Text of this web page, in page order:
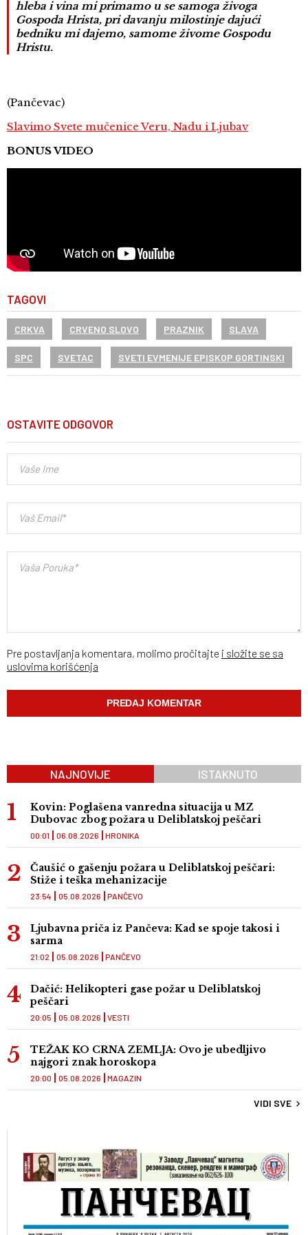
hleba i vina mi primamo u se samoga živoga
Gospoda Hrista, pri davanju milostinje dajući
bedniku mi dajemo, samome živome Gospodu
Hristu.
(Pančevac)
Slavimo Svete mučenice Veru, Nadu i Ljubav
BONUS VIDEO
TAGOVI
CRKVA CRVENO SLOVO PRAZNIK SLAVA
SPC SVETAC SVETI EVMENIJE EPISKOP GORTINSKI
OSTAVITE ODGOVOR
Pre postavljanja komentara, molimo pročitajte i složite se sa
uslovima korišćenja
NAJNOVIJE ISTAKNUTO
Kovin: Poglašena vanredna situacija u MZ
Dubovac zbog požara u Deliblatskoj peščari
HRONIKA
00:01 06.08.2026
Čaušić o gašenju požara u Deliblatskoj peščari:
Stiže i teška mehanizacije
PANČEVO
23:54 05.08.2026
Ljubavna priča iz Pančeva: Kad se spoje takosi i
sarma
PANČEVO
21:02 05.08.2026
Dačić: Helikopteri gase požar u Deliblatskoj
peščari
VESTI
20:05 05.08.2026
TEŽAK KO CRNA ZEMLJA: Ovo je ubedljivo
najgori znak horoskopa
MAGAZIN
20:00 05.08.2026
VIDI SVE